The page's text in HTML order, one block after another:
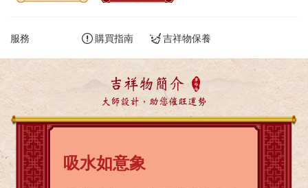
服務 購買指南 吉祥物保養
吉祥物簡介
大師設計，助您催旺運勢
吸水如意象